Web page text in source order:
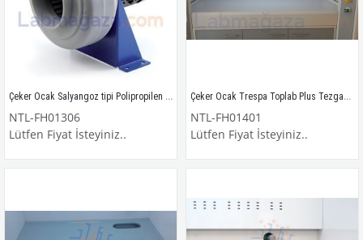
Çeker Ocak Salyangoz tipi Polipropilen Kimyasal Fan 5000
NTL-FH01306
Lütfen Fiyat İsteyiniz..
Çeker Ocak Trespa Toplab Plus Tezgah Çalışma Yüzeyi
NTL-FH01401
Lütfen Fiyat İsteyiniz..